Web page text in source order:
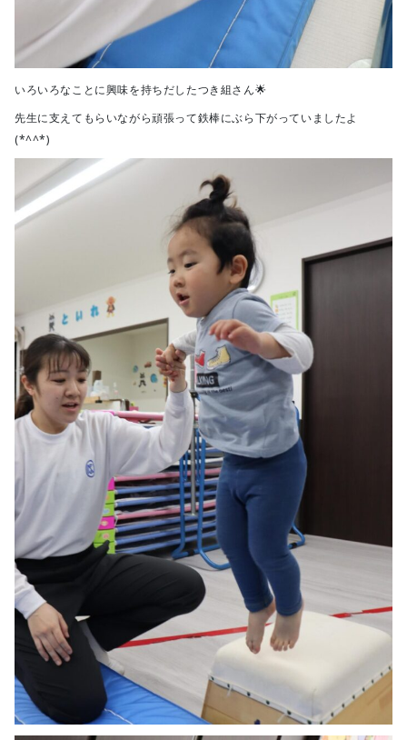
いろいろなことに興味を持ちだしたつき組さん🌟
先生に支えてもらいながら頑張って鉄棒にぶら下がっていましたよ
(*^^*)